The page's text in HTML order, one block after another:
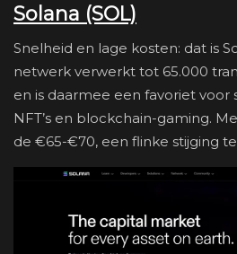
Solana (SOL)
Snelheid en lage kosten: dat is
netwerk verwerkt tot 65.000
en is daarmee een favoriet voor
NFT’s en blockchain-gaming.
de €65-€70, een flinke stijging